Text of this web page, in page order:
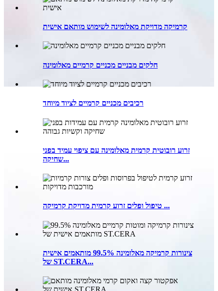
קרמיקה מדויקת מאלומינה לשימוש מותאם אישית
חלקים מבניים מכניים קרמיים מאלומינה
רכיבים מכניים קרמיים לציוד מיוחד
זרוע רובוטית קרמית מאלומינה עם ציפוי עמיד בפני
שחיקה...
טיפול ופלים זרוע קרמית מדויקת קרמיקה ...
צינורות קרמיקה מאלומינה 99.5% מותאמים אישית
של ST.CERA...